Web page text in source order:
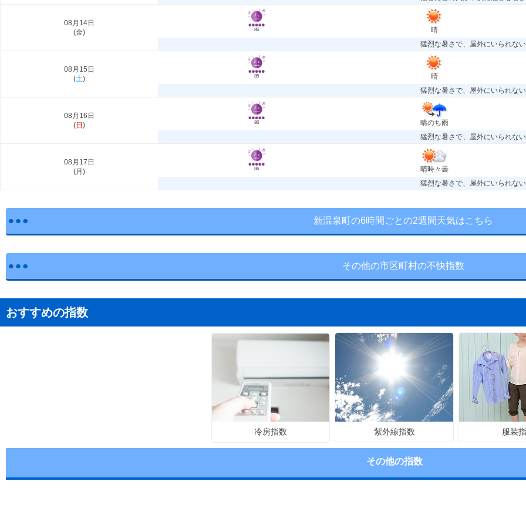
08月14日
(金) 86
晴
猛烈な暑さで、屋外にいられない
08月15日
(土) 85
晴
猛烈な暑さで、屋外にいられない
08月16日
(日 ) 86
晴のち雨
猛烈な暑さで、屋外にいられない
08月17日
(月 ) 86
晴時々曇
猛烈な暑さで、屋外にいられない
新温泉町の6時間ごとの2週間天気はこちら
その他の市区町村の不快指数
おすすめの指数
冷房指数 紫外線指数 服装
その他の指数